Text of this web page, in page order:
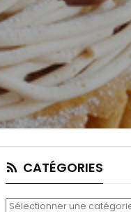
CATÉGORIES
Catégories